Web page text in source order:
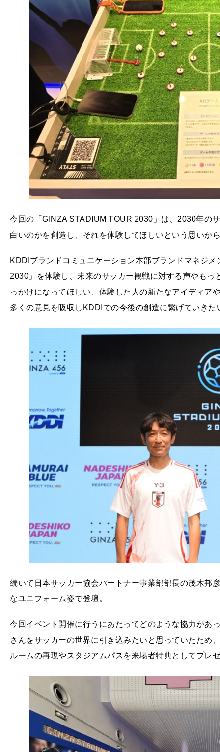
今回の「GINZA STADIUM TOUR 2030」は、2030年の
白いのかを創造し、それを体験してほしいという思いか
KDDIブランドコミュニケーション本部ブランドマネジ
2030」を体験し、未来のサッカー観戦に対する声やも
っかけになってほしい、体験した人の新たなアイディア
多くの意見を吸収しKDDIでの今後の創造に繋げていき
続いて日本サッカー協会パートナー事業部部長の茂木邦
なユニフォーム姿で登壇。
今回イベント開催に行うにあたってどのような協力があ
さんをサッカーの世界に引き込みたいと思っていたため
ルームの再現やスタジアムパスを来場者特典としてプレ